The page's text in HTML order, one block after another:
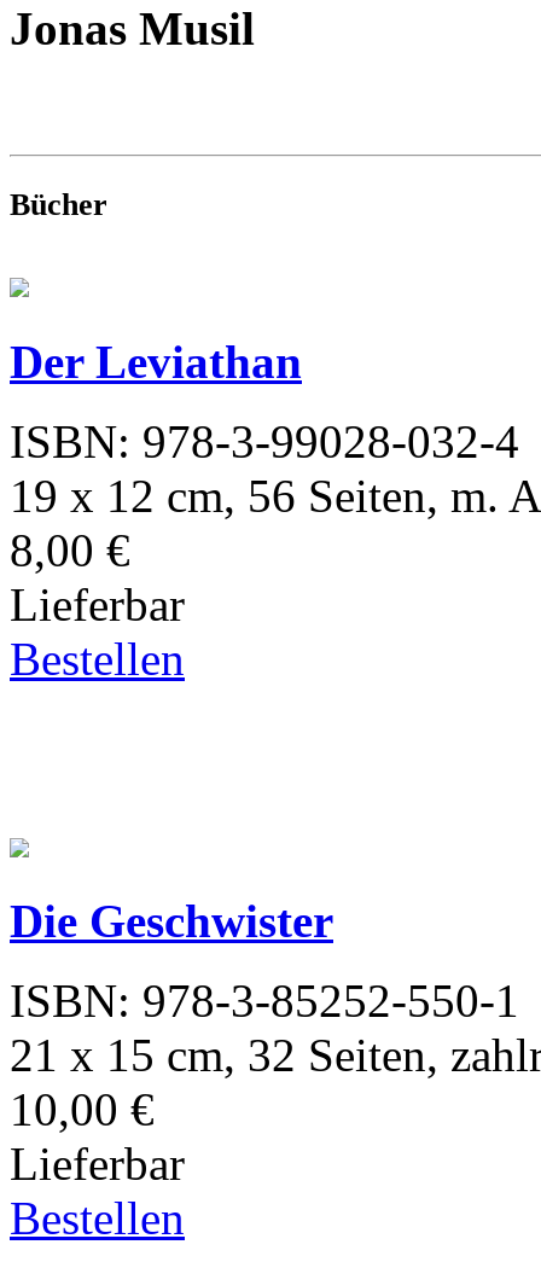
Jonas Musil
Bücher
Der Leviathan
ISBN: 978-3-99028-032-4
19 x 12 cm, 56 Seiten, m.
8,00 €
Lieferbar
Bestellen
Die Geschwister
ISBN: 978-3-85252-550-1
21 x 15 cm, 32 Seiten,
10,00 €
Lieferbar
Bestellen